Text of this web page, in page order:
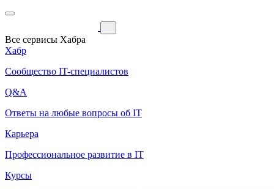
Все сервисы Хабра
Хабр
Сообщество IT-специалистов
Q&A
Ответы на любые вопросы об IT
Карьера
Профессиональное развитие в IT
Курсы